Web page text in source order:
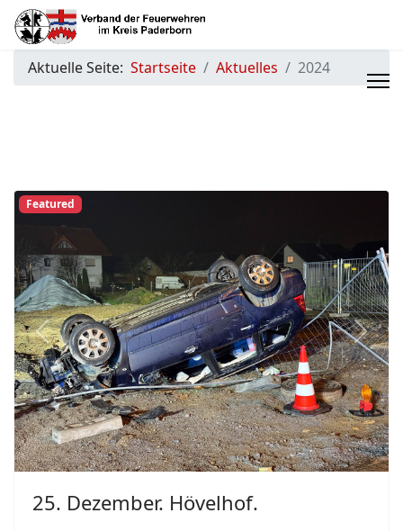
Aktuelle Seite: Startseite Aktuelles 2024
Previous Next
Featured
25. Dezember. Hövelhof.